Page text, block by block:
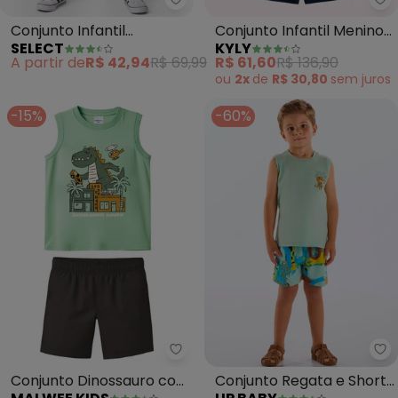
Select - Conjunto Infantil
Conjunto Infantil
Camiseta com Bermuda
(Verde)
SELECT
A partir deR$ 42,94R$ 69,99
Conjunto Infantil Menino
Bordado (Verde)
KYLY
R$ 61,60R$ 136,90
ou 2x de R$ 30,80 sem juros
-15%
Malwee Kids - Conjunto
Conjunto Dinossauro com
-60%
Conjunto Regata e Short